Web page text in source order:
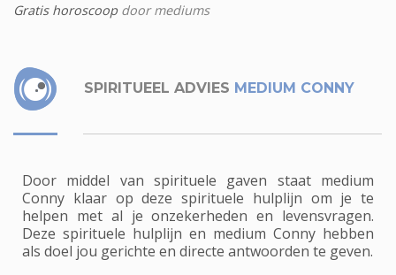
Gratis horoscoopdoor mediums
SPIRITUEEL ADVIES MEDIUM CONNY
Door middel van spirituele gaven staat medium
Conny klaar op deze spirituele hulplijn om je te
helpen met al je onzekerheden en levensvragen.
Deze spirituele hulplijn en medium Conny hebben
als doel jou gerichte en directe antwoorden te geven.